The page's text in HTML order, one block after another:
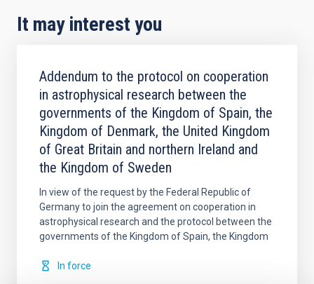
It may interest you
Addendum to the protocol on cooperation
in astrophysical research between the
governments of the Kingdom of Spain, the
Kingdom of Denmark, the United Kingdom
of Great Britain and northern Ireland and
the Kingdom of Sweden
In view of the request by the Federal Republic of
Germany to join the agreement on cooperation in
astrophysical research and the protocol between the
governments of the Kingdom of Spain, the Kingdom
In force